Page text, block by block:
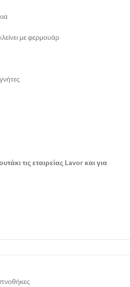
με φερμουάρ
τις εταιρείας Lavor και για